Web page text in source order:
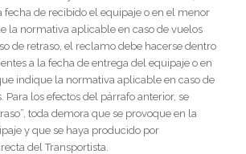
fecha de recibido el equipaje o en el menor
la normativa aplicable en caso de vuelos
de retraso, el reclamo debe hacerse dentro
a la fecha de entrega del equipaje o en
indique la normativa aplicable en caso de
Para los efectos del párrafo anterior, se
toda demora que se provoque en la
y que se haya producido por
del Transportista.